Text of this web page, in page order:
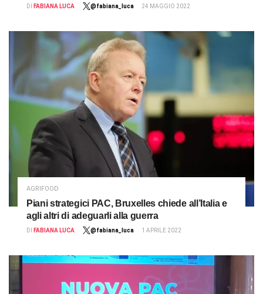
DI FABIANA LUCA @fabiana_luca 24 MAGGIO 2022
AGRIFOOD
Piani strategici PAC, Bruxelles chiede all’Italia e
agli altri di adeguarli alla guerra
DI FABIANA LUCA @fabiana_luca 1 APRILE 2022